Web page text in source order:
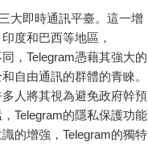
大即時通訊平臺。這一增
度和巴西等地區，
，Telegram憑藉其強大的
自由通訊的群體的青睞。
人將其視為避免政府幹預
Telegram的隱私保護功能
的增強，Telegram的獨特